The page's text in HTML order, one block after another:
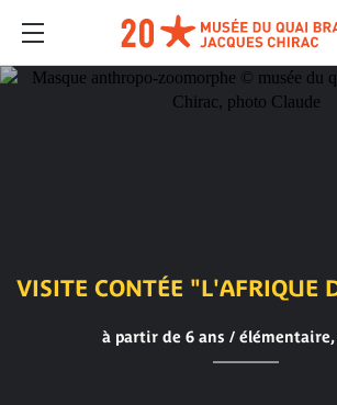
VISITE CONTÉE "L'AFRIQUE
à partir de 6 ans / élémentaire,